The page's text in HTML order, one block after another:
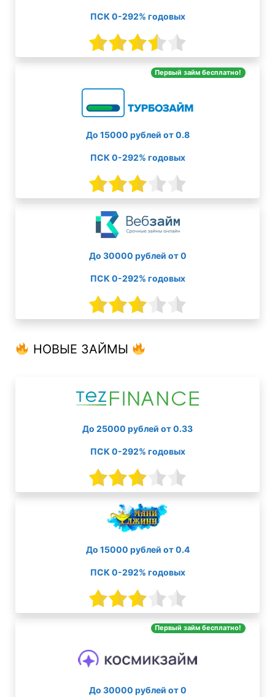
ПСК 0-292% годовых
Первый займ бесплатно!
До 15000 рублей от 0.8
ПСК 0-292% годовых
До 30000 рублей от 0
ПСК 0-292% годовых
НОВЫЕ ЗАЙМЫ
До 25000 рублей от 0.33
ПСК 0-292% годовых
До 15000 рублей от 0.4
ПСК 0-292% годовых
Первый займ бесплатно!
До 30000 рублей от 0